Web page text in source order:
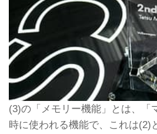
(3)の「メモリー機能」とは、「
時に使われる機能で、これは(2)